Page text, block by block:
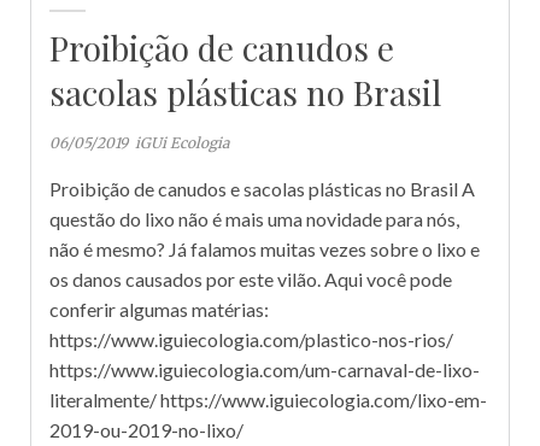
Proibição de canudos e
sacolas plásticas no Brasil
06/05/2019 iGUi Ecologia
Proibição de canudos e sacolas plásticas no Brasil A
questão do lixo não é mais uma novidade para nós,
não é mesmo? Já falamos muitas vezes sobre o lixo e
os danos causados por este vilão. Aqui você pode
conferir algumas matérias:
https://www.iguiecologia.com/plastico-nos-rios/
https://www.iguiecologia.com/um-carnaval-de-lixo-
literalmente/ https://www.iguiecologia.com/lixo-em-
2019-ou-2019-no-lixo/